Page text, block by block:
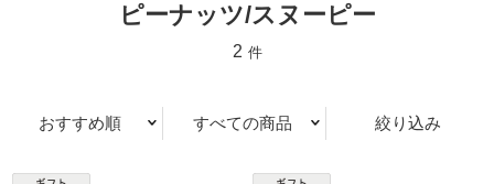
ピーナッツ/スヌーピー
2 件
おすすめ順 すべての商品 絞り込み